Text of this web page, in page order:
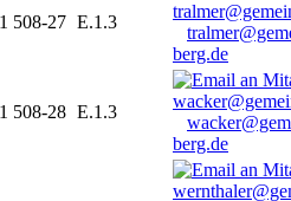
508-27 E.1.3
berg.de
508-28 E.1.3
berg.de